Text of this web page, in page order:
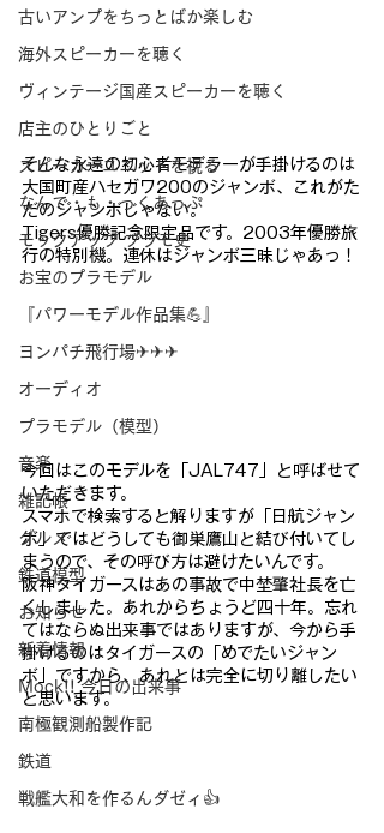
古いアンプをちっとばか楽しむ
海外スピーカーを聴く
ヴィンテージ国産スピーカーを聴く
店主のひとりごと
スピーカーユニットを視る
なんで・も・っくあっぷ
モックアップ プラモ史
お宝のプラモデル
『パワーモデル作品集💪』
ヨンパチ飛行場✈✈✈
オーディオ
プラモデル（模型）
音楽
雑記帳
グルメ
鉄道模型
お知らせ
新着情報
Mock!! 今日の出来事
南極観測船製作記
鉄道
戦艦大和を作るんダゼィ👍
そんな永遠の初心者モデラーが手掛けるのは
大国町産ハセガワ200のジャンボ、これがた
だのジャンボじゃない。
Tigers優勝記念限定品です。2003年優勝旅
行の特別機。連休はジャンボ三 昧じゃあっ！
今回はこのモデルを「JAL747」と呼ばせて
いただきます。
スマホで検索すると解りますが「日航ジャン
ボ」ではどうしても御巣鷹山と結び付いてし
まうので、その呼び方は避けたいんです。
阪神タイガースはあの事故で中埜肇社長を亡
くしました。あれからち ょうど四十年。忘れ
てはならぬ出来事ではありますが、今から手
掛けるのはタイガースの「めでたいジャン
ボ」ですから、あれとは完全に切り離したい
と思います。